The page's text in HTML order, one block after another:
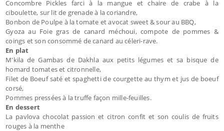
Concombre Pickles farci à la mangue et chaire de crabe à la
ciboulette, sur lit de grenade à la coriandre,
Bonbon de Poulpe à la tomate et avocat sweet & sour au BBQ,
Gyoza au Foie gras de canard méchoui, compote de pommes &
coings et son consommé de canard au céleri-rave.
En plat
M'kila de Gambas de Dakhla aux petits légumes et sa bisque de
homard tomates et citronnelle,
Filet de Boeuf saté et spaghetti de courgette au thym et jus de boeuf
corsé,
Pommes pressées à la truffe façon mille-feuilles.
En dessert
La pavlova chocolat passion et citron confit et son coulis de fruits
rouges à la menthe